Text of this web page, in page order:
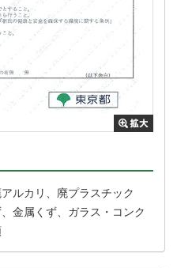
ルカリ、廃プラスチック
金属くず、ガラス・コンク